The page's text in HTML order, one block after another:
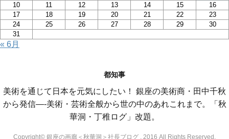
10
11 12 13 14 15
16
17
18 19 20 21 22
23
24
25 26 27 28 29
30
31
« 6月
都知事
美術を通じて日本を元気にしたい！ 銀座の美術商・田中千秋
から発信—-美術・芸術全般から世の中のあれこれまで。「秋
華洞・丁稚ログ」改題。
Copyright© 銀座の画廊＜秋華洞＞社長ブログ , 2016 All Rights Reserved.